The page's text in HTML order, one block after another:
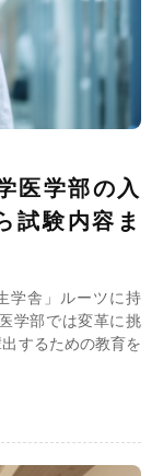
医学部の入
試験内容ま
学舎」ルーツに持
学部では変革に挑
するための教育を